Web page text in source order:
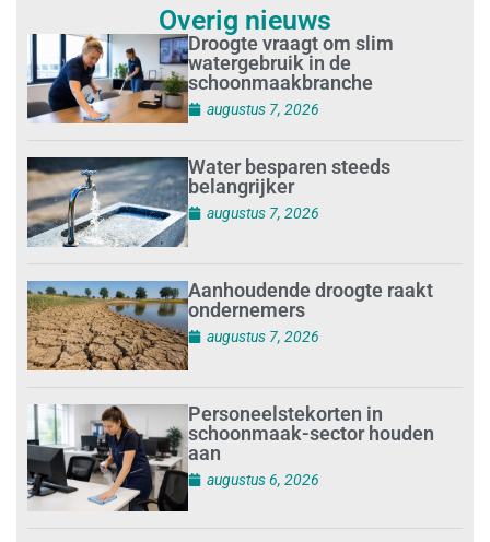
Overig nieuws
Droogte vraagt om slim
watergebruik in de
schoonmaakbranche
augustus 7, 2026
Water besparen steeds
belangrijker
augustus 7, 2026
Aanhoudende droogte raakt
ondernemers
augustus 7, 2026
Personeelstekorten in
schoonmaak-sector houden
aan
augustus 6, 2026